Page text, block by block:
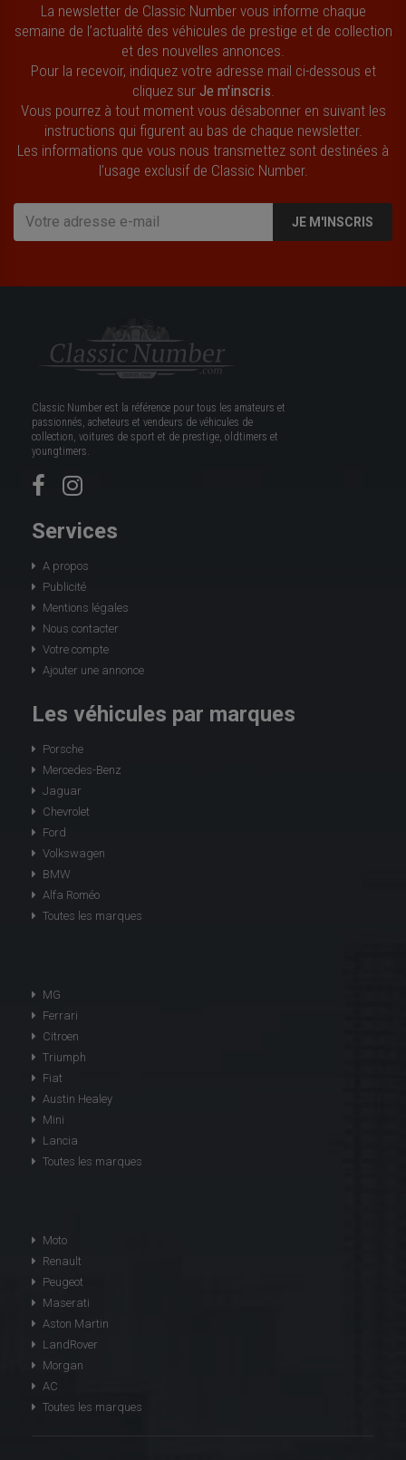
La newsletter de Classic Number vous informe chaque
semaine de l’actualité des véhicules de prestige et de collection
et des nouvelles annonces.
Pour la recevoir, indiquez votre adresse mail ci-dessous et
cliquez sur Je m'inscris
Vous pourrez à tout moment vous désabonner en suivant les
instructions qui figurent au bas de chaque newsletter.
Les informations que vous nous transmettez sont destinées à
l’usage exclusif de Classic Number.
JE M'INSCRIS
Classic Number est la référence pour tous les amateurs et
passionnés, acheteurs et vendeurs de véhicules de
collection, voitures de sport et de prestige, oldtimers et
youngtimers.
Services
A propos
Publicité
Mentions légales
Nous contacter
Votre compte
Ajouter une annonce
Les véhicules par marques
Porsche
Mercedes-Benz
Jaguar
Chevrolet
Ford
Volkswagen
BMW
Alfa Roméo
Toutes les marques
MG
Ferrari
Citroen
Triumph
Fiat
Austin Healey
Mini
Lancia
Toutes les marques
Moto
Renault
Peugeot
Maserati
Aston Martin
LandRover
Morgan
AC
Toutes les marques